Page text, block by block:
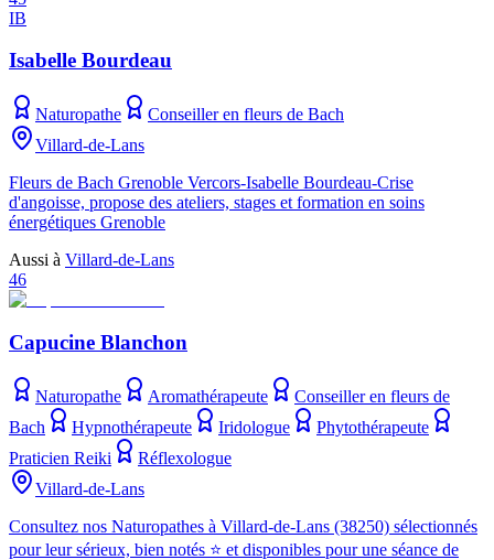
IB
Isabelle Bourdeau
Naturopathe
Conseiller en fleurs de Bach
Villard-de-Lans
Fleurs de Bach Grenoble Vercors-Isabelle Bourdeau-Crise
d'angoisse, propose des ateliers, stages et formation en soins
énergétiques Grenoble
Aussi à Villard-de-Lans
46
Capucine Blanchon
Naturopathe Aromathérapeute
Conseiller en fleurs de
Bach
Hypnothérapeute Iridologue
Phytothérapeute
Praticien Reiki
Réflexologue
Villard-de-Lans
Consultez nos Naturopathes à Villard-de-Lans (38250) sélectionnés
pour leur sérieux, bien notés ⭐ et disponibles pour une séance de